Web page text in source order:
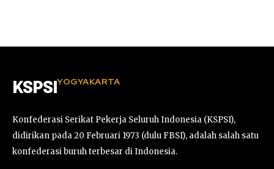
KSPSI YOGYAKARTA
Konfederasi Serikat Pekerja Seluruh Indonesia (KSPSI),
didirikan pada 20 Februari 1973 (dulu FBSI), adalah salah satu
konfederasi buruh terbesar di Indonesia.